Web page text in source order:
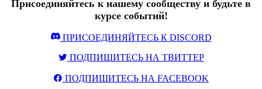
Присоединяйтесь к нашему сообществу и будьте в
курсе событий!
ПРИСОЕДИНЯЙТЕСЬ К DISCORD
ПОДПИШИТЕСЬ НА ТВИТТЕР
ПОДПИШИТЕСЬ НА FACEBOOK